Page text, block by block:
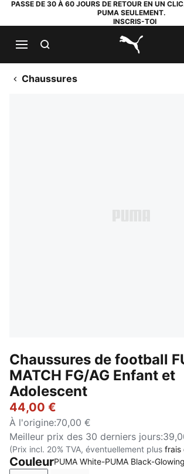
PASSE DE 30 À 60 JOURS DE RETOUR EN UN
PUMA SEULEMENT.
INSCRIS-TOI
PUMA.com
Chaussures
Chaussures de football
MATCH FG/AG Enfant et
Adolescent
44,00 €
À l'origine:70,00 €
Meilleur prix des 30 derniers jours:
(Prix incl. 20% TVA, éventuellement plus frais
CouleurPUMA White-PUMA Black-